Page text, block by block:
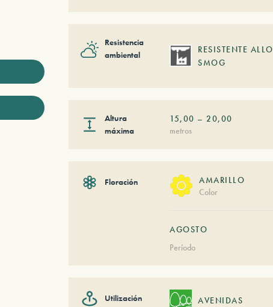
Resistencia
ambiental
RESISTENTE ALLO
SMOG
Altura
máxima
15,00 –20,00
metros
Floración
AMARILLO
Color
AGOSTO
Período
Utilización AVENIDAS